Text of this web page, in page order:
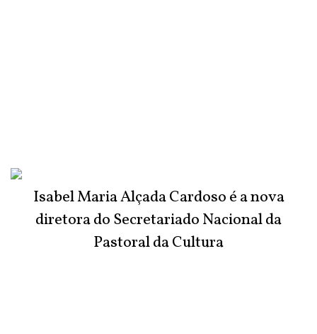
Isabel Maria Alçada Cardoso é a nova
diretora do Secretariado Nacional da
Pastoral da Cultura